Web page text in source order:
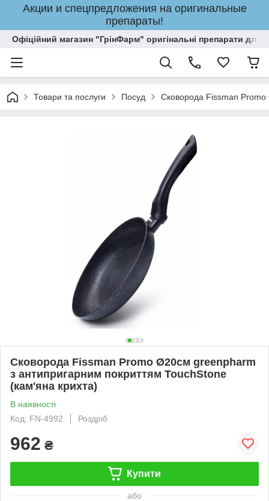
Акции и спецпредложения на оригинальные
препараты!
Офіційний магазин "ГрінФарм" оригінальні препарати для
Товари та послуги Посуд Сковорода Fissman Promo
Сковорода Fissman Promo Ø20см greenpharm
з антипригарним покриттям TouchStone
(кам'яна крихта)
В наявності
Код: FN-4992
Роздріб
962 ₴
Купити
або